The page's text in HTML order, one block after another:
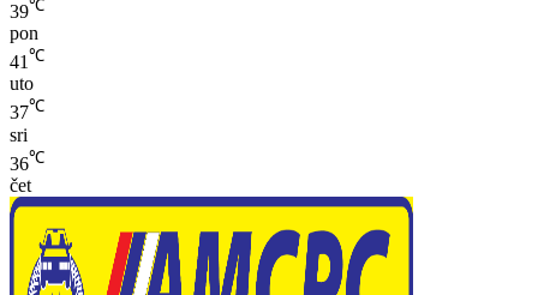
39℃
pon
41℃
uto
37℃
sri
36℃
čet